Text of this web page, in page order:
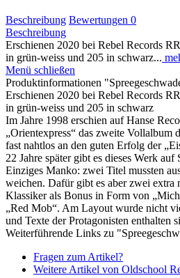
Beschreibung Bewertungen 0
Beschreibung
Erschienen 2020 bei Rebel Records
in grün-weiss und 205 in schwarz...
Menü schließen
Produktinformationen
Erschienen 2020 bei Rebel Records
in grün-weiss und 205 in schwarz
Im Jahre 1998 erschien auf Hanse
„Orientexpress“ das zweite Vollalbum
fast nahtlos an den guten Erfolg der
22 Jahre später gibt es dieses Werk auf
Einziges Manko: zwei Titel mussten
weichen. Dafür gibt es aber zwei extra
Klassiker als Bonus in Form von
„Red Mob“. Am Layout wurde nicht
und Texte der Protagonisten enthalten
Weiterführende Links zu
Fragen zum Artikel?
Weitere Artikel von Oldschool